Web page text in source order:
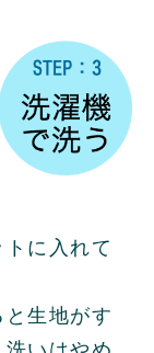
に入れて
生地がす